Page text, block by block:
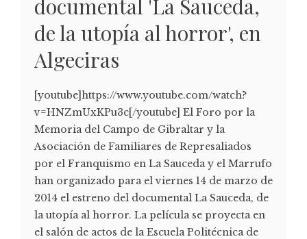
documental 'La Sauceda,
de la utopía al horror', en
Algeciras
[youtube]https://www.youtube.com/watch?
v=HNZmUxKPu3c[/youtube] El Foro por la
Memoria del Campo de Gibraltar y la
Asociación de Familiares de Represaliados
por el Franquismo en La Sauceda y el Marrufo
han organizado para el viernes 14 de marzo de
2014 el estreno del documental La Sauceda, de
la utopía al horror. La película se proyecta en
el salón de actos de la Escuela Politécnica de